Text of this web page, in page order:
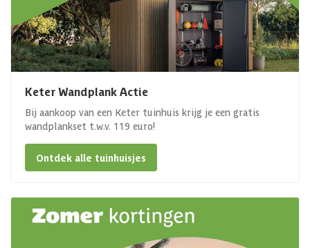
Keter Wandplank Actie
Bij aankoop van een Keter tuinhuis krijg je een gratis
wandplankset t.w.v. 119 euro!
Ontdek alle tuinhuisjes